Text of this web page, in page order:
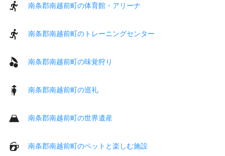
南条郡南越前町の体育館・アリーナ
南条郡南越前町のトレーニングセンター
南条郡南越前町の味覚狩り
南条郡南越前町の巡礼
南条郡南越前町の世界遺産
南条郡南越前町のペットと楽しむ施設